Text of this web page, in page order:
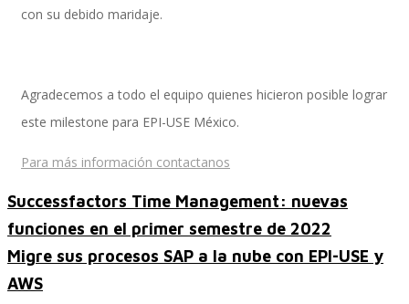
Look & Feel SAP SuccessFactors
con su debido maridaje.
Agradecemos a todo el equipo quienes hicieron posible lograr
este milestone para EPI-USE México.
Para más información contactanos
Successfactors Time Management: nuevas
funciones en el primer semestre de 2022
Migre sus procesos SAP a la nube con EPI-USE y
AWS